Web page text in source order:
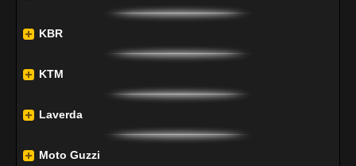
KBR
KTM
Laverda
Moto Guzzi